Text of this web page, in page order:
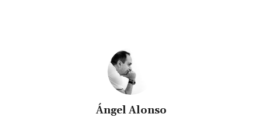
Ángel Alonso